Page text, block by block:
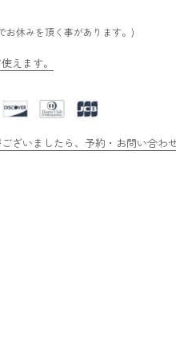
お休みを頂く事があります。)
えます。
ざいましたら、予約・お問い合わ